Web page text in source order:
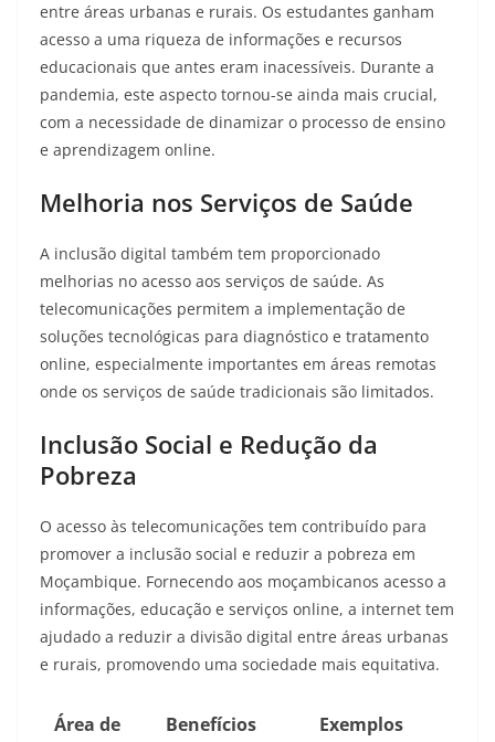
entre áreas urbanas e rurais. Os estudantes ganham
acesso a uma riqueza de informações e recursos
educacionais que antes eram inacessíveis. Durante a
pandemia, este aspecto tornou-se ainda mais crucial,
com a necessidade de dinamizar o processo de ensino
e aprendizagem online.
Melhoria nos Serviços de Saúde
A inclusão digital também tem proporcionado
melhorias no acesso aos serviços de saúde. As
telecomunicações permitem a implementação de
soluções tecnológicas para diagnóstico e tratamento
online, especialmente importantes em áreas remotas
onde os serviços de saúde tradicionais são limitados.
Inclusão Social e Redução da
Pobreza
O acesso às telecomunicações tem contribuído para
promover a inclusão social e reduzir a pobreza em
Moçambique. Fornecendo aos moçambicanos acesso a
informações, educação e serviços online, a internet tem
ajudado a reduzir a divisão digital entre áreas urbanas
e rurais, promovendo uma sociedade mais equitativa.
Área de
Benefícios
Exemplos